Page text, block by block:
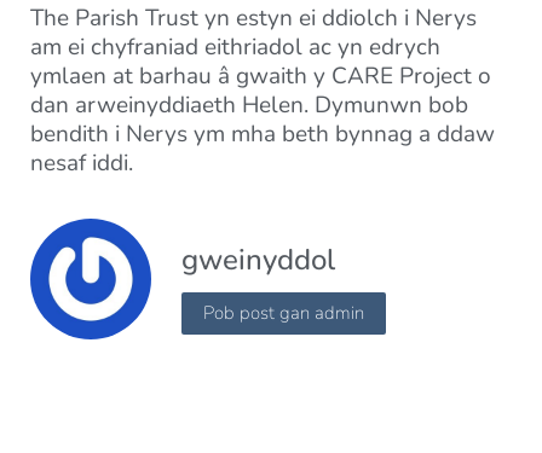
The Parish Trust yn estyn ei ddiolch i Nerys
am ei chyfraniad eithriadol ac yn edrych
ymlaen at barhau â gwaith y CARE Project o
dan arweinyddiaeth Helen. Dymunwn bob
bendith i Nerys ym mha beth bynnag a ddaw
nesaf iddi.
gweinyddol
Pob post gan admin